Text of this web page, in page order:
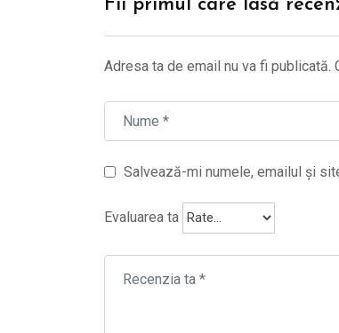
Fii primul care lasă
Adresa ta de email nu va fi publicată.
Salvează-mi numele, emailul și
Evaluarea ta